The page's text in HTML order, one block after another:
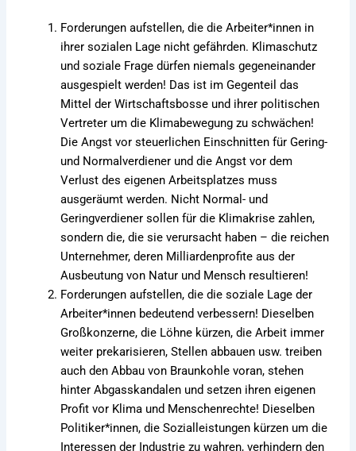
Forderungen aufstellen, die die Arbeiter*innen in
ihrer sozialen Lage nicht gefährden. Klimaschutz
und soziale Frage dürfen niemals gegeneinander
ausgespielt werden! Das ist im Gegenteil das
Mittel der Wirtschaftsbosse und ihrer politischen
Vertreter um die Klimabewegung zu schwächen!
Die Angst vor steuerlichen Einschnitten für Gering-
und Normalverdiener und die Angst vor dem
Verlust des eigenen Arbeitsplatzes muss
ausgeräumt werden. Nicht Normal- und
Geringverdiener sollen für die Klimakrise zahlen,
sondern die, die sie verursacht haben – die reichen
Unternehmer, deren Milliardenprofite aus der
Ausbeutung von Natur und Mensch resultieren!
Forderungen aufstellen, die die soziale Lage der
Arbeiter*innen bedeutend verbessern! Dieselben
Großkonzerne, die Löhne kürzen, die Arbeit immer
weiter prekarisieren, Stellen abbauen usw. treiben
auch den Abbau von Braunkohle voran, stehen
hinter Abgasskandalen und setzen ihren eigenen
Profit vor Klima und Menschenrechte! Dieselben
Politiker*innen, die Sozialleistungen kürzen um die
Interessen der Industrie zu wahren, verhindern den